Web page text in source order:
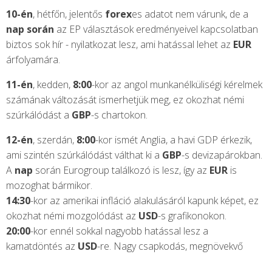
10-én, hétfőn, jelentős forexes adatot nem várunk, de a
nap során az EP választások eredményeivel kapcsolatban
biztos sok hír - nyilatkozat lesz, ami hatással lehet az EUR
árfolyamára.
11-én, kedden, 8:00-kor az angol munkanélküliségi kérelmek
számának változását ismerhetjük meg, ez okozhat némi
szúrkálódást a GBP-s chartokon.
12-én, szerdán, 8:00-kor ismét Anglia, a havi GDP érkezik,
ami szintén szúrkálódást válthat ki a GBP-s devizapárokban.
A nap során Eurogroup találkozó is lesz, így az EUR is
mozoghat bármikor.
14:30-kor az amerikai infláció alakulásáról kapunk képet, ez
okozhat némi mozgolódást az USD-s grafikonokon.
20:00-kor ennél sokkal nagyobb hatással lesz a
kamatdöntés az USD-re. Nagy csapkodás, megnövekvő